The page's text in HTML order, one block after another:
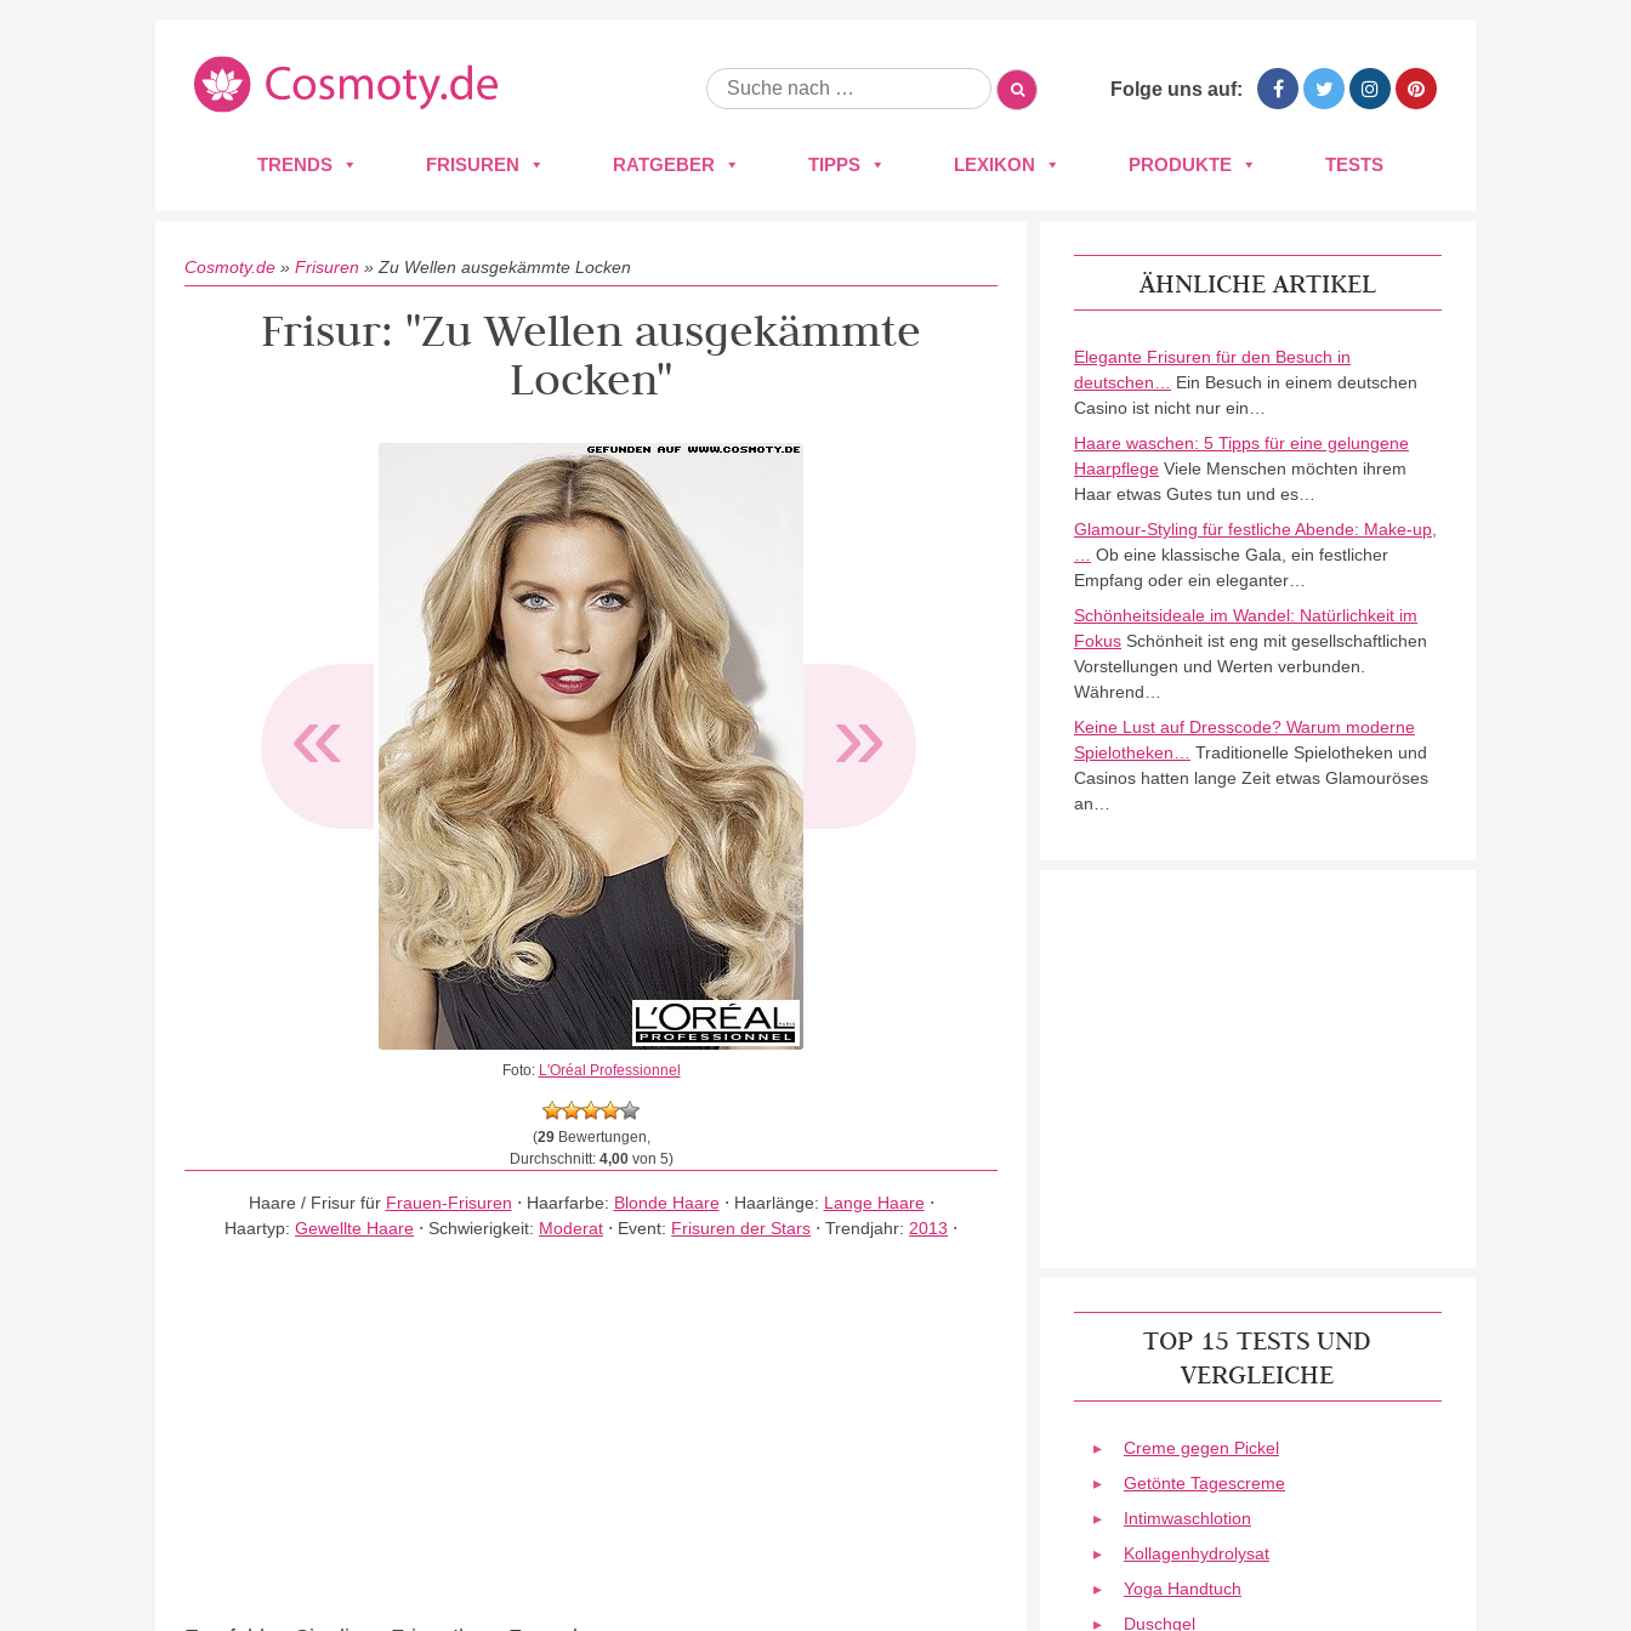
Folge uns auf:
TRENDS FRISUREN RATGEBER TIPPS LEXIKON PRODUKTE TESTS
Cosmoty.de » Frisuren » Zu Wellen ausgekämmte Locken
Frisur: "Zu Wellen ausgekämmte
Locken"
« »
Foto: L'Oréal Professionnel
(29Bewertungen,
Durchschnitt: 4,00von 5)
Haare / Frisur für Frauen-Frisuren ⋅ Haarfarbe: Blonde Haare⋅ Haarlänge: Lange Haare⋅
Haartyp:Gewellte Haare ⋅ Schwierigkeit: Moderat ⋅ Event: Frisuren der Stars ⋅Trendjahr: 2013 ⋅
ÄHNLICHE ARTIKEL
Elegante Frisuren für den Besuch in
deutschen…
Ein Besuch in einem deutschen
Casino ist nicht nur ein…
Haare waschen: 5 Tipps für eine gelungene
HaarpflegeViele Menschen möchten ihrem
Haar etwas Gutes tun und es…
Glamour-Styling für festliche Abende: Make-up,
Ob eine klassische Gala, ein festlicher
Empfang oder ein eleganter…
Schönheitsideale im Wandel: Natürlichkeit im
FokusSchönheit ist eng mit gesellschaftlichen
Vorstellungen und Werten verbunden.
Während…
Keine Lust auf Dresscode? Warum moderne
Spielotheken…
Traditionelle Spielotheken und
Casinos hatten lange Zeit etwas Glamouröses
an…
TOP 15 TESTS UND
VERGLEICHE
Creme gegen Pickel
Getönte Tagescreme
Intimwaschlotion
Kollagenhydrolysat
Yoga Handtuch
Duschgel